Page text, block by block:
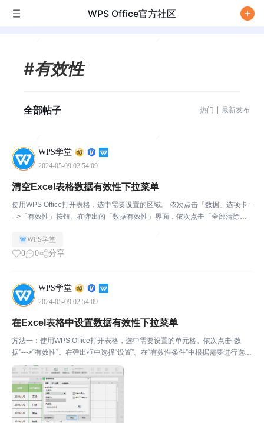
WPS Office官方社区
#有效性
全部帖子 热门 最新发布
WPS学堂
2024-05-09 02:54:09
清空Excel表格数据有效性下拉菜单
使用WPS Office打开表格，选中需要设置的区域。 依次点击「数据」选项卡 -
-->「有效性」按钮。在弹出的「数据有效性」界面，依次点击「全部清除」--
WPS学堂
0 0 分享
WPS学堂
2024-05-09 02:54:09
在Excel表格中设置数据有效性下拉菜单
方法一：使用WPS Office打开表格，选中需要设置的单元格。依次点击“数
据”--->“有效性”。在弹出框中选择“设置”。在“有效性条件”中根据需要进行选
择，如“序列”。在“来源”中输入内容，或选择来源的区域。（注意：输入内容
的需要用英文逗号隔开）完成上...